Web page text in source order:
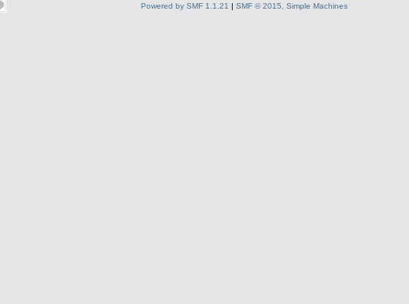
Powered by SMF 1.1.21 | SMF © 2015, Simple Machines